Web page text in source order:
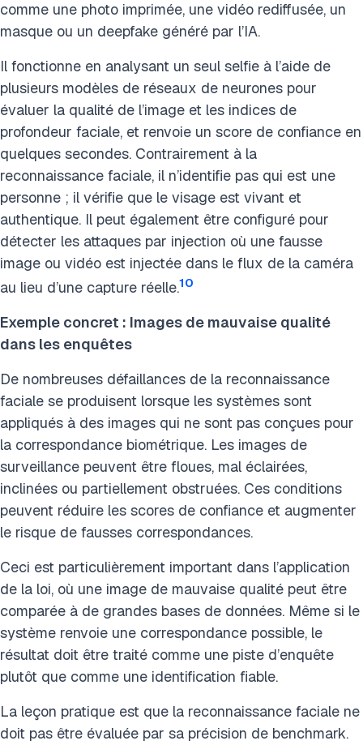
comme une photo imprimée, une vidéo rediffusée, un
masque ou un deepfake généré par l’IA.
Il fonctionne en analysant un seul selfie à l’aide de
plusieurs modèles de réseaux de neurones pour
évaluer la qualité de l’image et les indices de
profondeur faciale, et renvoie un score de confiance en
quelques secondes. Contrairement à la
reconnaissance faciale, il n’identifie pas qui est une
personne ; il vérifie que le visage est vivant et
authentique. Il peut également être configuré pour
détecter les attaques par injection où une fausse
image ou vidéo est injectée dans le flux de la caméra
au lieu d’une capture réelle.10
Exemple concret : Images de mauvaise qualité
dans les enquêtes
De nombreuses défaillances de la reconnaissance
faciale se produisent lorsque les systèmes sont
appliqués à des images qui ne sont pas conçues pour
la correspondance biométrique. Les images de
surveillance peuvent être floues, mal éclairées,
inclinées ou partiellement obstruées. Ces conditions
peuvent réduire les scores de confiance et augmenter
le risque de fausses correspondances.
Ceci est particulièrement important dans l’application
de la loi, où une image de mauvaise qualité peut être
comparée à de grandes bases de données. Même si le
système renvoie une correspondance possible, le
résultat doit être traité comme une piste d’enquête
plutôt que comme une identification fiable.
La leçon pratique est que la reconnaissance faciale ne
doit pas être évaluée par sa précision de benchmark.